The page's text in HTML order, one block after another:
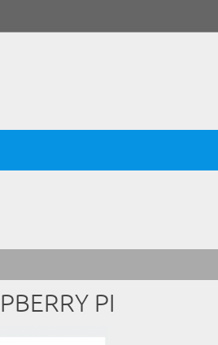
PI